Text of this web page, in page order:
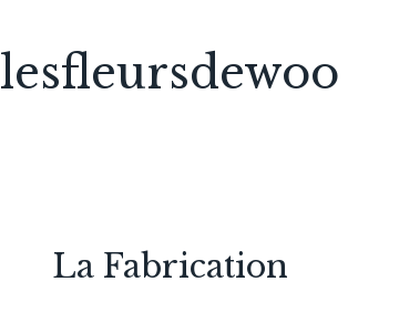
lesfleursdewoo
La Fabrication